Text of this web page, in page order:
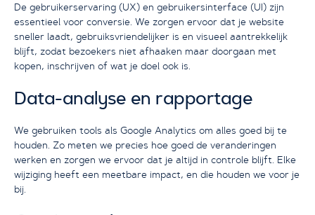
De gebruikerservaring (UX) en gebruikersinterface (UI) zijn
essentieel voor conversie. We zorgen ervoor dat je website
sneller laadt, gebruiksvriendelijker is en visueel aantrekkelijk
blijft, zodat bezoekers niet afhaaken maar doorgaan met
kopen, inschrijven of wat je doel ook is.
Data-analyse en rapportage
We gebruiken tools als Google Analytics om alles goed bij te
houden. Zo meten we precies hoe goed de veranderingen
werken en zorgen we ervoor dat je altijd in controle blijft. Elke
wijziging heeft een meetbare impact, en die houden we voor je
bij.